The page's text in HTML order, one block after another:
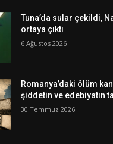
Tuna’da sular çekildi,
ortaya çıktı
6 Ağustos 2026
Romanya’daki ölüm
şiddetin ve edebiyatın
30 Temmuz 2026